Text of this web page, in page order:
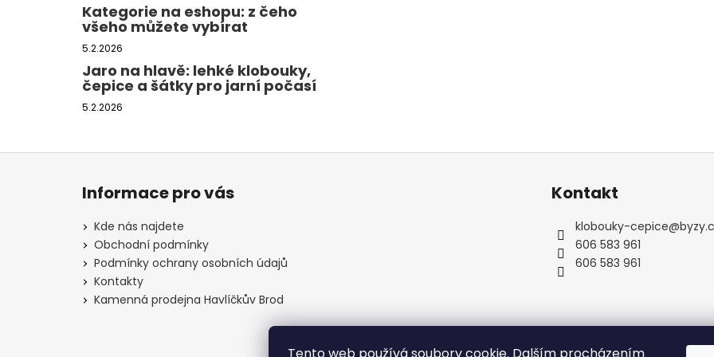
Kategorie na eshopu: z čeho
všeho můžete vybírat
5.2.2026
Jaro na hlavě: lehké klobouky,
čepice a šátky pro jarní počasí
5.2.2026
Z
Informace pro vás
Kde nás najdete
Obchodní podmínky
Podmínky ochrany osobních údajů
Kontakty
Kamenná prodejna Havlíčkův Brod
Kontakt
klobouky-cepice@
606 583 961
606 583 961